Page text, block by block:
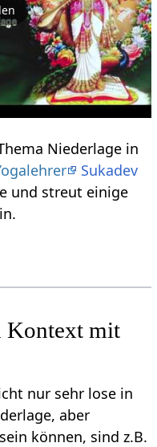
Niederlage‏‎ in
Sukadev
spricht hier über Niederlage‏‎ und streut einige
Kontext mit
nur sehr lose in
aber
können, sind z.B.